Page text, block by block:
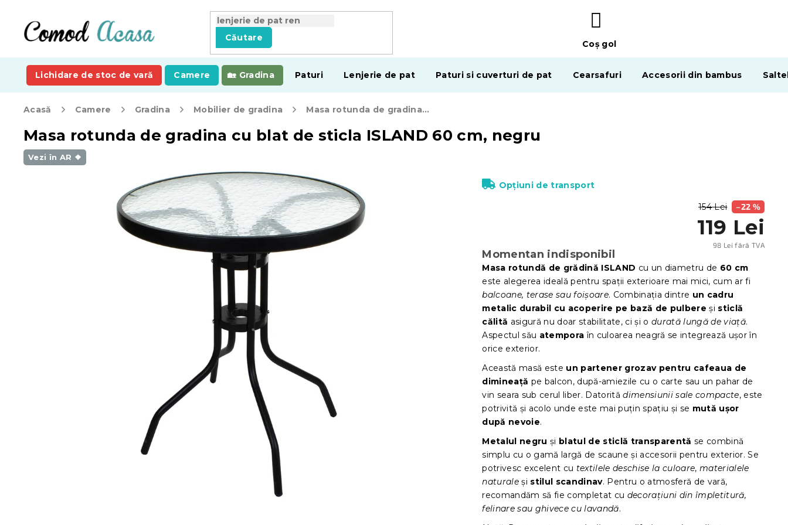
conținut
Căutare
COŞ
DE
Coş gol
Lichidare de stoc de vară Camere Gradina Paturi Lenjerie de pat Paturi si cuverturi de pat Cearsafuri Accesorii din bambus
Acasă Camere Gradina Mobilier de gradina Masa rotunda de gradina cu blat de sticla ISLAND 60 cm, negru
Masa rotunda de gradina cu blat de sticla ISLAND 60 cm, negru
Vezi în AR ❖
154 Lei –22 %
119 Lei
98 Lei fără TVA
Momentan indisponibil
Opțiuni de transport
Masa rotundă de grădină ISLAND cu un diametru de 60 cm
este alegerea ideală pentru spații exterioare mai mici, cum ar fi
balcoane, terase sau foișoare. Combinația dintre un cadru
metalic durabil cu acoperire pe bază de pulbere și sticlă
călită asigură nu doar stabilitate, ci și odurată lungă de viață.
Aspectul său atempora în culoarea neagră se integrează ușor în
orice exterior.
Această masă este un partener grozav pentru cafeaua de
dimineață pe balcon, după-amiezile cu o carte sau un pahar de
vin seara sub cerul liber. Datoritădimensiunii sale compacte, este
potrivită și acolo unde este mai puțin spațiu și se mută ușor
după nevoie.
Metalul negru și blatul de sticlă transparentă se combină
simplu cu o gamă largă de scaune și accesorii pentru exterior. Se
potrivesc excelent cu textilele deschise la culoare,materialele
naturale și stilul scandinav. Pentru o atmosferă de vară,
recomandăm să fie completat cu decorațiuni din împletitură,
felinare sau ghivece cu lavandă.